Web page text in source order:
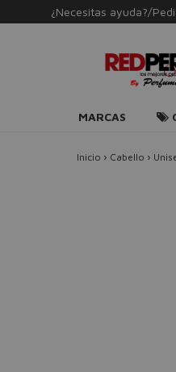
¿Necesitas ayuda?/
MARCAS
Inicio › Cabello ›